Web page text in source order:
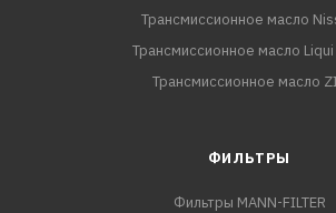
Трансмиссионное масло
Трансмиссионное масло Liqui
Трансмиссионное масло
ФИЛЬТРЫ
Фильтры MANN-FILTER